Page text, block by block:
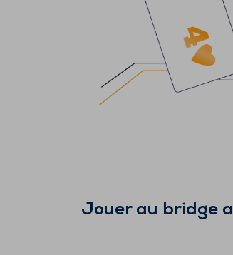
Jouer au bridge